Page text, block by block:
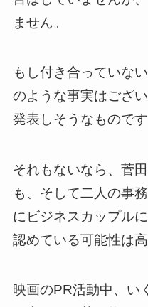
ません。
もし付き合っていな
のような事実はござ
発表しそうなものです
それもないなら、菅
も、そして二人の事
にビジネスカップル
認めている可能性は
映画のPR活動中、い